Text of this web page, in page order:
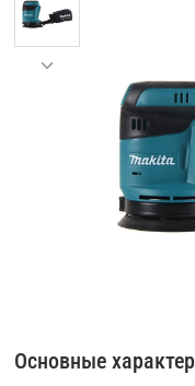
Основные